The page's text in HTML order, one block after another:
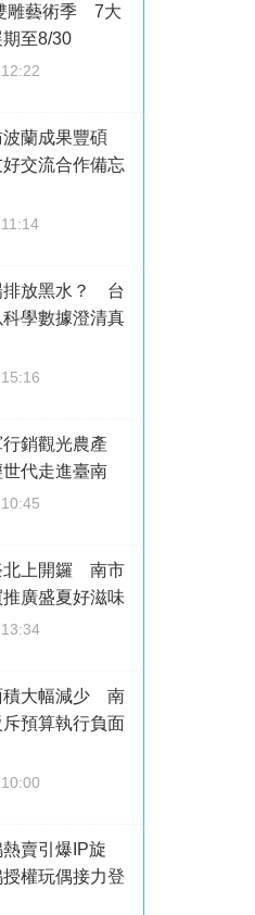
雕藝術季 7大
至8/30
波蘭成果豐碩
交流合作備忘
排放黑水？ 台
學數據澄清真
行銷觀光農產
代走進臺南
北上開鑼 南市
廣盛夏好滋味
積大幅減少 南
預算執行負面
賣引爆IP旋
權玩偶接力登